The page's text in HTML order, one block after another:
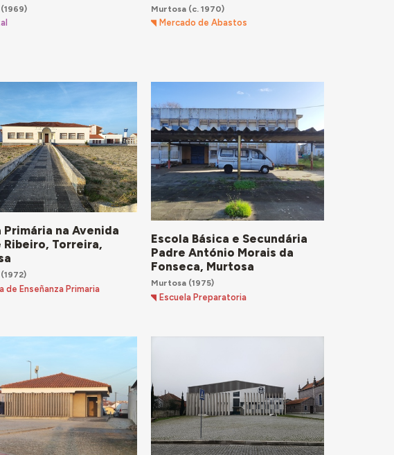
(1969)
Murtosa(c. 1970)
Mercado de Abastos
Primária na Avenida
Ribeiro, Torreira,
(1972)
de Enseñanza Primaria
Escola Básica e Secundária
Padre António Morais da
Fonseca, Murtosa
Murtosa(1975)
Escuela Preparatoria